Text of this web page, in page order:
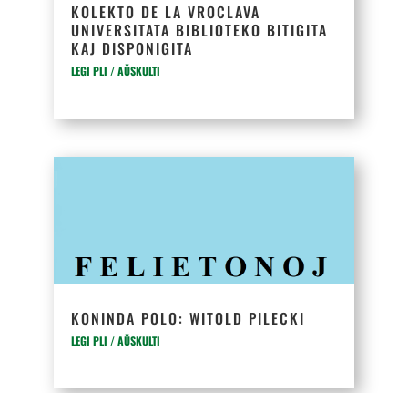
KOLEKTO DE LA VROCLAVA
UNIVERSITATA BIBLIOTEKO BITIGITA
KAJ DISPONIGITA
LEGI PLI / AŬSKULTI
KONINDA POLO: WITOLD PILECKI
LEGI PLI / AŬSKULTI